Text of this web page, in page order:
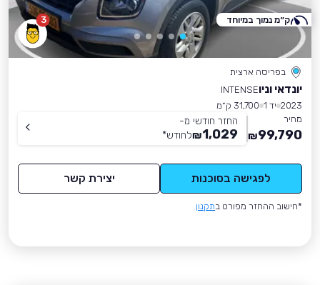
3
בפריסה ארצית
יונדאי וניוINTENSE
2023 יד 1
31,700 ק״מ
מחיר
99,790
₪
החזר חודשי מ-
1,029
₪לחודש*
לפגישה בסוכנות יצירת קשר
*חישוב ההחזר מפורט בתקנון
ק״מ נמוך במיוחד